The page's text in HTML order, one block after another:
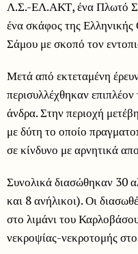
Λ.Σ.-ΕΛ.ΑΚΤ, ένα Πλωτό
ένα σκάφος της
Σάμου με σκοπό τον
Μετά από εκτεταμένη
περισυλλέχθηκαν
άνδρα. Στην περιοχή
με δύτη το οποίο
σε κίνδυνο με αρνητικά
Συνολικά διασώθηκαν 30
και 8 ανήλικοι). Οι
στο λιμάνι του
νεκροψίας-νεκροτομής